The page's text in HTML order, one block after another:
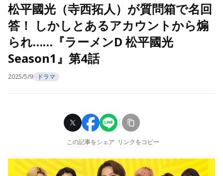
松平國光（寺西拓人）が質問箱で名回
答！ しかしとあるアカウントから煽
られ……『ラーメンD 松平國光
Season1』第4話
2025/5/9 ドラマ
この記事をシェア リンクをコピー